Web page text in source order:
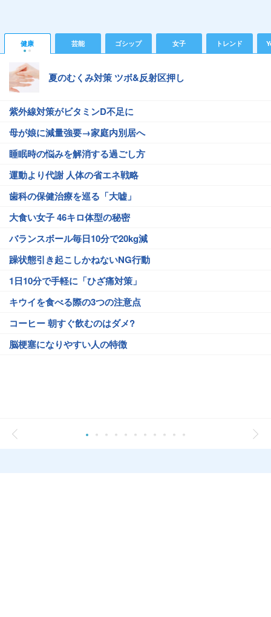
健康 芸能 ゴシップ 女子 トレンド
夏のむくみ対策 ツボ&反射区押し
紫外線対策がビタミンD不足に
母が娘に減量強要→家庭内別居へ
睡眠時の悩みを解消する過ごし方
運動より代謝 人体の省エネ戦略
歯科の保健治療を巡る「大嘘」
大食い女子 46キロ体型の秘密
バランスボール毎日10分で20kg減
躁状態引き起こしかねないNG行動
1日10分で手軽に「ひざ痛対策」
キウイを食べる際の3つの注意点
コーヒー 朝すぐ飲むのはダメ?
脳梗塞になりやすい人の特徴